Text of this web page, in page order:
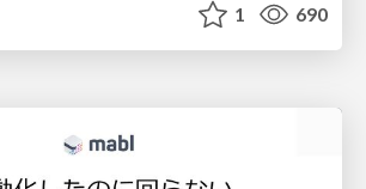
1 690